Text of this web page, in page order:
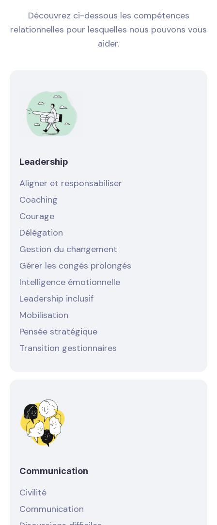
Découvrez ci-dessous les compétences
relationnelles pour lesquelles nous pouvons vous
aider.
Leadership
Aligner et responsabiliser
Coaching
Courage
Délégation
Gestion du changement
Gérer les congés prolongés
Intelligence émotionnelle
Leadership inclusif
Mobilisation
Pensée stratégique
Transition gestionnaires
Communication
Civilité
Communication